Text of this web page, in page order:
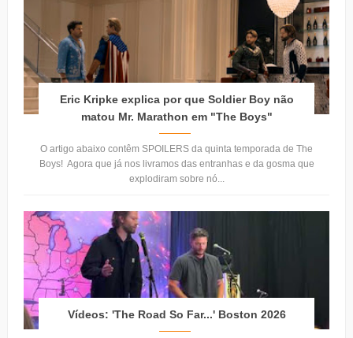
Eric Kripke explica por que Soldier Boy não
matou Mr. Marathon em "The Boys"
O artigo abaixo contêm SPOILERS da quinta temporada de The
Boys! Agora que já nos livramos das entranhas e da gosma que
explodiram sobre nó...
Vídeos: 'The Road So Far...' Boston 2026